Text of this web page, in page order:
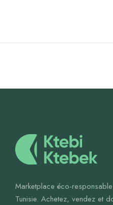
Marketplace éco-
Tunisie. Achetez, vendez et